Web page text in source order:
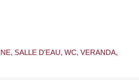
SALLE D'EAU, WC, VERANDA,